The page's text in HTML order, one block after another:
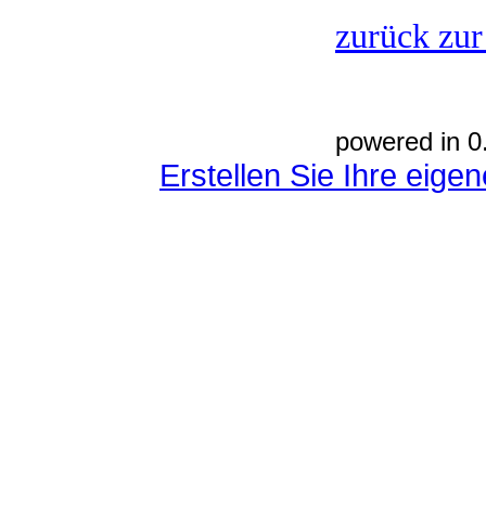
zurück
powered in
Erstellen Sie Ihre